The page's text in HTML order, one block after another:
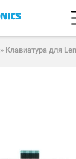
» Клавиатура для